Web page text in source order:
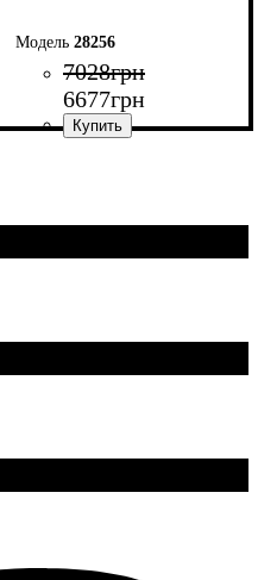
28256
7028грн
6677грн
Глубина: 45 см